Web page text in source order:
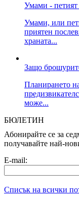
Умами - петият
Умами, или
приятен
храната...
Защо
Планирането
може...
БЮЛЕТИН
Абонирайте се за
получавайте най-
E-mail:
Списък на всички